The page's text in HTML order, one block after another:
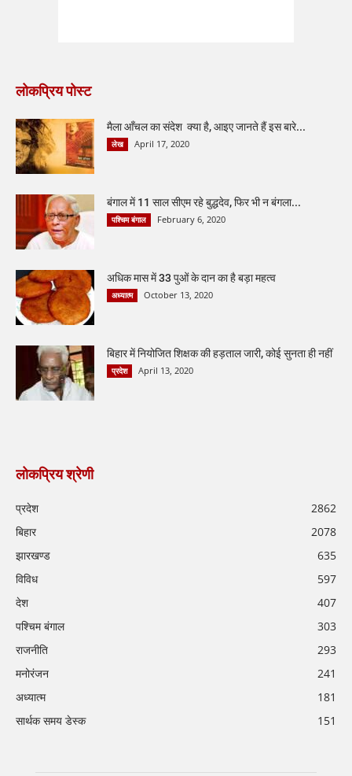
लोकप्रिय पोस्ट
मैला आँचल का संदेश क्या है, आइए जानते हैं इस बारे...
लेख April 17, 2020
बंगाल में 11 साल सीएम रहे बुद्धदेव, फिर भी न बंगला...
पश्चिम बंगाल February 6, 2020
अधिक मास में 33 पुओं के दान का है बड़ा महत्व
अध्यात्म October 13, 2020
बिहार में नियोजित शिक्षक की हड़ताल जारी, कोई सुनता ही नहीं
प्रदेश April 13, 2020
लोकप्रिय श्रेणी
प्रदेश
2862
बिहार
2078
झारखण्ड
635
विविध
597
देश
407
पश्चिम बंगाल
303
राजनीति
293
मनोरंजन
241
अध्यात्म
181
सार्थक समय डेस्क
151